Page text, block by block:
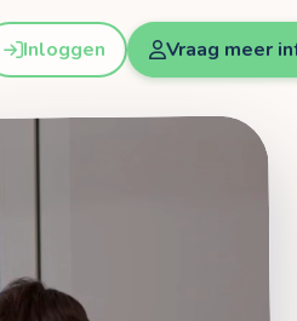
Inloggen Vraag meer